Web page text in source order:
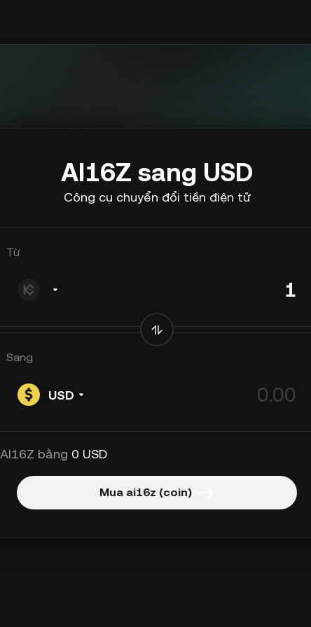
AI16Z sang USD
Công cụ chuyển đổi tiền điện tử
Từ
Sang
USD
bằng 0 USD
Mua ai16z (coin)